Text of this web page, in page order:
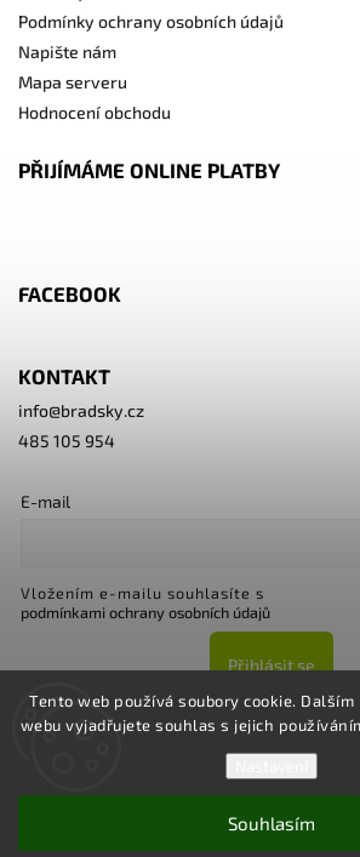
Tento web používá soubory cookie.
webu vyjadřujete souhlas s jejich
Souhlasím
Podmínky ochrany osobních údajů
Napište nám
Mapa serveru
Hodnocení obchodu
PŘIJÍMÁME ONLINE PLATBY
FACEBOOK
KONTAKT
info@bradsky.cz
485 105 954
E-mail
Vložením e-mailu souhlasíte s
podmínkami ochrany osobních údajů
Přihlásit se